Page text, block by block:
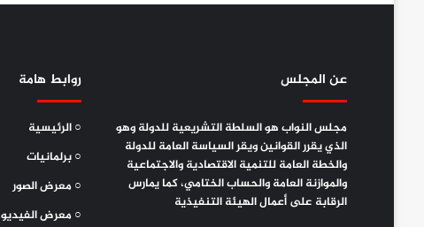
عن المجلس
مجلس النواب هو السلطة التشريعية للدولة وهو
الذي يقرر القوانين ويقر السياسة العامة للدولة
والخطة العامة للتنمية الاقتصادية والاجتماعية
والموازنة العامة والحساب الختامي، كما يمارس
الرقابة على أعمال الهيئة التنفيذية
روابط هامة
○ الرئيسية
○ برلمانيات
○ معرض الصور
○ معرض الفيديو